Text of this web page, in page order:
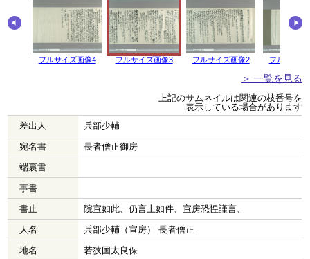
フルサイズ画像4 フルサイズ画像3 フルサイズ画像2 フルサイズ
＞ 一覧を見る
上記のサムネイルは関連の枝番号を
表示している場合があります
差出人
兵部少輔
宛名書
長者僧正御房
端裏書
事書
書止
院宣如此、仍言上如件、宣房恐惶謹言、
人名
兵部少輔（宣房） 長者僧正
地名
若狭国太良保